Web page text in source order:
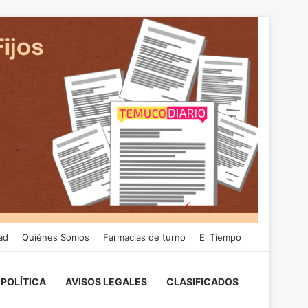
Quiénes Somos Farmacias de turno El Tiempo
POLÍTICA AVISOS LEGALES CLASIFICADOS